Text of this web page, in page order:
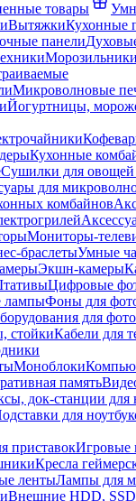
товары
ВытяжкиКухонные
панели
Микроволновые
Йогуртницы,
Кухонные
Сушилки для овощей
для
комбайнов
Мониторы-
браслетыУмные
Экшн-камеры
Цифровые
лампыФоны для
для
стойкиКабели для
Моноблоки
память
док-станции для
для
приставокИгровые
Кресла
лентыЛампы для
Внешние HDD,